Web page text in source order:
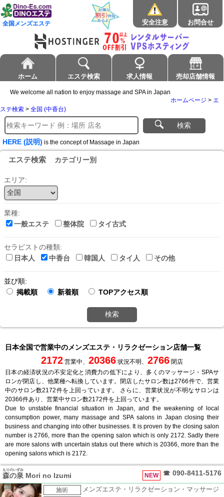
全国メンズエステ 安全注意 お問合せ
ホーム エステ検索 求人情報 売却店舗情報
We welcome all nation to enjoy massage and SPA in Japan
ホームページ > エ
ステ検索 > 全国 (中香台)
検索
HERE (説明) is the concept of Massage in Japan
エステ検索 カテゴリー別
エリア:
業種:
一般エステ
整体院 タイ古式
セラピストの種類:
日本人
中香台 韓国人 タイ人 その他
並び順:
掲載順
新着順 TOPアクセス順
検索
日本全国で営業中のメンズエステ・リラクゼーション店舗一覧
2172 営業中、 20366 状況不明、 2766 閉店
日本の経済状況の不安定化と消費力の低下により、多くのマッサージ・SPAサ
ロンが閉店し、他業種へ転換しています。閉店したサロン数は2766件で、営業
中のサロン数2172件を上回っています。 さらに、営業状況が不明なサロンは
20366件あり、営業中サロン数2172件を上回っています。
Due to unstable financial situation in Japan, and the weakening of local
consumption power, many massage and SPA salons in Japan closing their
business and changing into other businesses. It is proven by the closing salon
number is 2766, more than the opening salon which is only 2172. Sadly there
are more salons with uncertain status out there which is 20366, more than the
opening salons which is 2172.
森の泉
もりのいずみ
Mori no Izumi ☎ 090-8411-5176
NEW
施術
メンズエステ・リラクゼーション・マッサージ